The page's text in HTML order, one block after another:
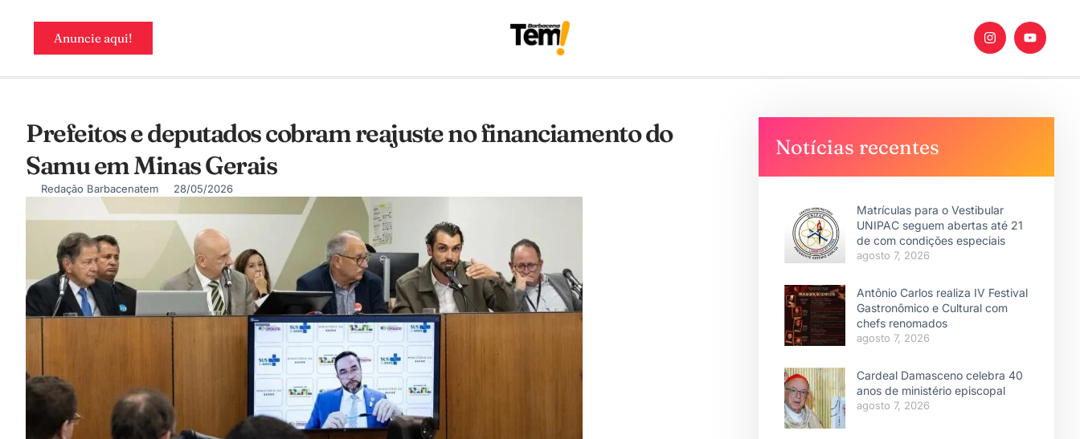
Anuncie aqui!
Prefeitos e deputados cobram reajuste no financiamento do
Samu em Minas Gerais
Redação Barbacenatem 28/05/2026
Notícias recentes
Matrículas para o Vestibular
UNIPAC seguem abertas até 21
de com condições especiais
agosto 7, 2026
Antônio Carlos realiza IV Festival
Gastronômico e Cultural com
chefs renomados
agosto 7, 2026
Cardeal Damasceno celebra 40
anos de ministério episcopal
agosto 7, 2026